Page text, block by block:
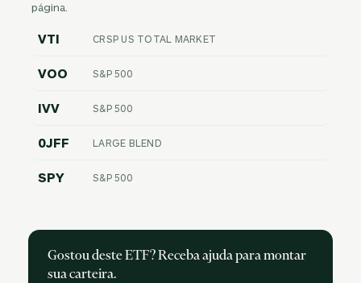
página.
VTI CRSP US TOTAL MARKET
VOO S&P 500
IVV S&P 500
0JFF LARGE BLEND
SPY S&P 500
Gostou deste ETF? Receba ajuda para montar
sua carteira.